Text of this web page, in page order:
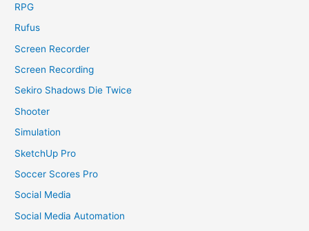
RPG
Rufus
Screen Recorder
Screen Recording
Sekiro Shadows Die Twice
Shooter
Simulation
SketchUp Pro
Soccer Scores Pro
Social Media
Social Media Automation